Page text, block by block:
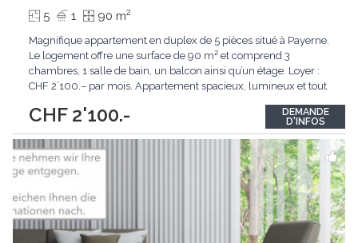
CHF 2'100.-
5 1 90 m2
Magnifique appartement en duplex de 5 pièces situé à Payerne.
Le logement offre une surface de 90 m² et comprend 3
chambres, 1 salle de bain, un balcon ainsi qu’un étage. Loyer :
CHF 2’100.– par mois. Appartement spacieux, lumineux et tout
DEMANDE
D'INFOS